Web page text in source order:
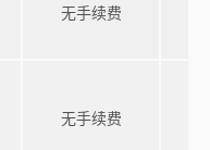
无手续费
无手续费